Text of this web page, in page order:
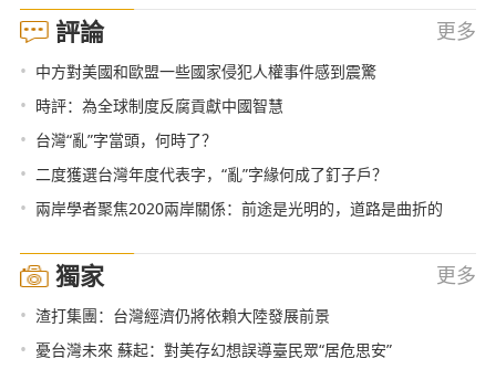
評論 更多
• 中方對美國和歐盟一些國家侵犯人權事件感到震驚
• 時評：為全球制度反腐貢獻中國智慧
• 台灣“亂”字當頭，何時了？
• 二度獲選台灣年度代表字，“亂”字緣何成了釘子戶？
• 兩岸學者聚焦2020兩岸關係：前途是光明的，道路是曲折的
獨家 更多
• 渣打集團：台灣經濟仍將依賴大陸發展前景
• 憂台灣未來 蘇起：對美存幻想誤導臺民眾“居危思安”